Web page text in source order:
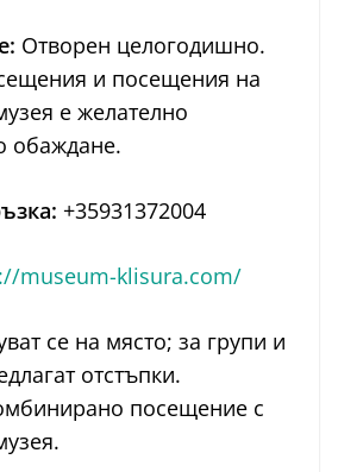
Отворен целогодишно.
и посещения на
е желателно
обаждане.
+35931372004
museum-klisura.com/
се на място; за групи и
отстъпки.
посещение с